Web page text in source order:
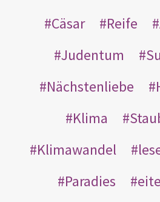
Cäsar
Reife
Judentum
Nächstenliebe
Klima
Klimawandel
Paradies